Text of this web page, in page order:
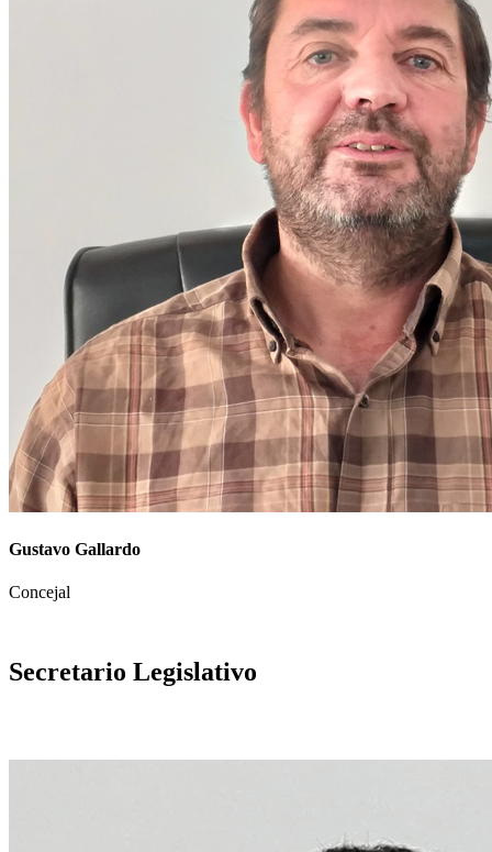
Gustavo Gallardo
Concejal
Secretario Legislativo